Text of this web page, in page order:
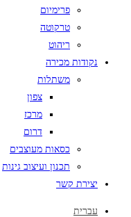
פרימיום
טרקוטה
ריהוט
נקודות מכירה
משתלות
צפון
מרכז
דרום
כסאות מעוצבים
תכנון ועיצוב גינות
יצירת קשר
עברית